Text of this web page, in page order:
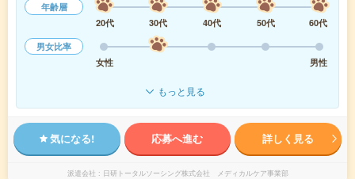
年齢層
20代
30代 40代 50代
60代
男女比率
女性
男性
もっと見る
気になる! 応募へ進む 詳しく見る
派遣会社 日研トータルソーシング株式会社 メディカルケア事業部